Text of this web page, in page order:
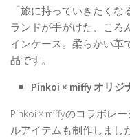
「旅に持っていきたく
ランドが手がけた、ころ
インケース。柔らかい革
品です。
Pinkoi × miffy オリジ
Pinkoi × miffyのコラボレ
ルアイテムも制作しまし